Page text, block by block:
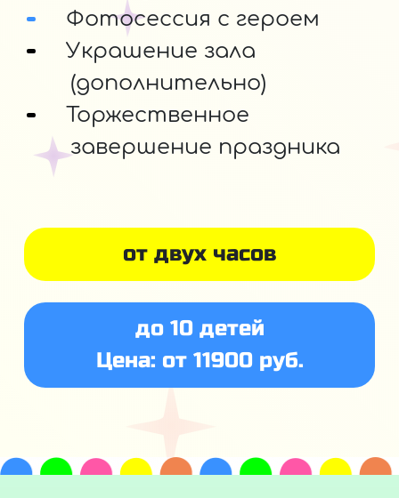
от двух часов
до 10 детей
Цена: от 11900 руб.
Фотосессия с героем
Украшение зала
(дополнительно)
Торжественное
завершение праздника